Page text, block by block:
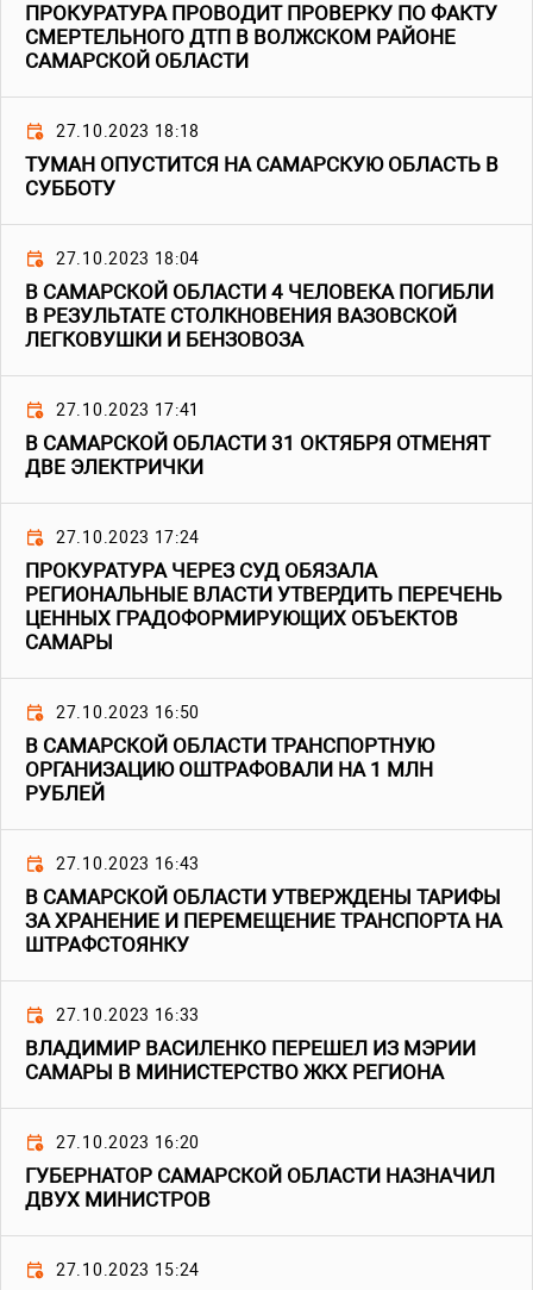
ПРОКУРАТУРА ПРОВОДИТ ПРОВЕРКУ ПО ФАКТУ
СМЕРТЕЛЬНОГО ДТП В ВОЛЖСКОМ РАЙОНЕ
САМАРСКОЙ ОБЛАСТИ
27.10.2023 18:18
ТУМАН ОПУСТИТСЯ НА САМАРСКУЮ ОБЛАСТЬ В
СУББОТУ
27.10.2023 18:04
В САМАРСКОЙ ОБЛАСТИ 4 ЧЕЛОВЕКА ПОГИБЛИ
В РЕЗУЛЬТАТЕ СТОЛКНОВЕНИЯ ВАЗОВСКОЙ
ЛЕГКОВУШКИ И БЕНЗОВОЗА
27.10.2023 17:41
В САМАРСКОЙ ОБЛАСТИ 31 ОКТЯБРЯ ОТМЕНЯТ
ДВЕ ЭЛЕКТРИЧКИ
27.10.2023 17:24
ПРОКУРАТУРА ЧЕРЕЗ СУД ОБЯЗАЛА
РЕГИОНАЛЬНЫЕ ВЛАСТИ УТВЕРДИТЬ ПЕРЕЧЕНЬ
ЦЕННЫХ ГРАДОФОРМИРУЮЩИХ ОБЪЕКТОВ
САМАРЫ
27.10.2023 16:50
В САМАРСКОЙ ОБЛАСТИ ТРАНСПОРТНУЮ
ОРГАНИЗАЦИЮ ОШТРАФОВАЛИ НА 1 МЛН
РУБЛЕЙ
27.10.2023 16:43
В САМАРСКОЙ ОБЛАСТИ УТВЕРЖДЕНЫ ТАРИФЫ
ЗА ХРАНЕНИЕ И ПЕРЕМЕЩЕНИЕ ТРАНСПОРТА НА
ШТРАФСТОЯНКУ
27.10.2023 16:33
ВЛАДИМИР ВАСИЛЕНКО ПЕРЕШЕЛ ИЗ МЭРИИ
САМАРЫ В МИНИСТЕРСТВО ЖКХ РЕГИОНА
27.10.2023 16:20
ГУБЕРНАТОР САМАРСКОЙ ОБЛАСТИ НАЗНАЧИЛ
ДВУХ МИНИСТРОВ
27.10.2023 15:24